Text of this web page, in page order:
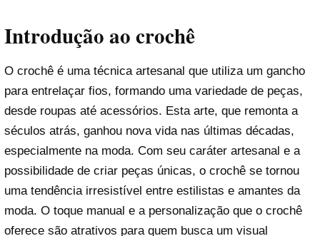
Introdução ao crochê
O crochê é uma técnica artesanal que utiliza um gancho
para entrelaçar fios, formando uma variedade de peças,
desde roupas até acessórios. Esta arte, que remonta a
séculos atrás, ganhou nova vida nas últimas décadas,
especialmente na moda. Com seu caráter artesanal e a
possibilidade de criar peças únicas, o crochê se tornou
uma tendência irresistível entre estilistas e amantes da
moda. O toque manual e a personalização que o crochê
oferece são atrativos para quem busca um visual